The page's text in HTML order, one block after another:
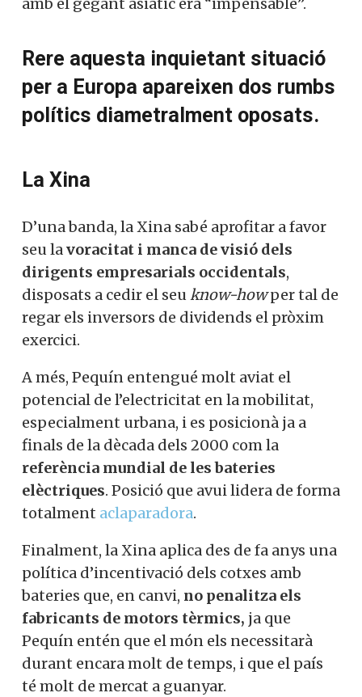
Rere aquesta inquietant situació
per a Europa apareixen dos rumbs
polítics diametralment oposats.
La Xina
D’una banda, la Xina sabé aprofitar a favor
seu lavoracitat i manca de visió dels
dirigents empresarials occidentals,
disposats a cedir el seuknow-howper tal de
regar els inversors de dividends el pròxim
exercici.
A més, Pequín entengué molt aviat el
potencial de l’electricitat en la mobilitat,
especialment urbana, i es posicionà ja a
finals de la dècada dels 2000 com la
referència mundial de les bateries
elèctriques. Posició que avui lidera de forma
totalment aclaparadora.
Finalment, la Xina aplica des de fa anys una
política d’incentivació dels cotxes amb
bateries que, en canvi, no penalitza els
fabricants de motors tèrmics, ja que
Pequín entén que el món els necessitarà
durant encara molt de temps, i que el país
té molt de mercat a guanyar.